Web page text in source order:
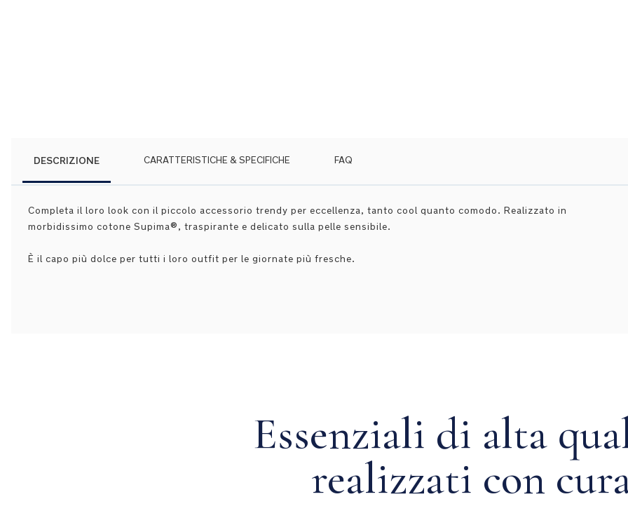
DESCRIZIONE
Completa il loro look con il piccolo accessorio trendy per eccellenza, tanto cool quanto comodo. Realizzato in
morbidissimo cotone Supima®, traspirante e delicato sulla pelle sensibile.
È il capo più dolce per tutti i loro outfit per le giornate più fresche.
CARATTERISTICHE & SPECIFICHE FAQ
Essenziali di alta
realizzati con